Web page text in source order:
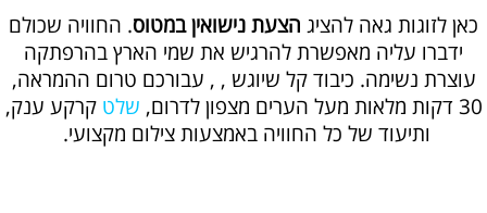
כאן לזוגות גאה להציג הצעת נישואין במטוס. החוויה שכולם
ידברו עליה מאפשרת להרגיש את שמי הארץ בהרפתקה
עוצרת נשימה. כיבוד קל שיוגש , , עבורכם טרום ההמראה,
30 דקות מלאות מעל הערים מצפון לדרום,
שלטקרקע ענק,
ותיעוד של כל החוויה באמצעות צילום מקצועי.